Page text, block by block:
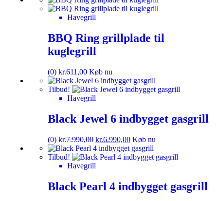
Havegrill
BBQ Ring grillplade til
kuglegrill
(0) kr.611,00 Køb nu
Tilbud!
Havegrill
Black Jewel 6 indbygget gasgrill
(0) kr.7.990,00 kr.6.990,00 Køb nu
Tilbud!
Havegrill
Black Pearl 4 indbygget gasgrill